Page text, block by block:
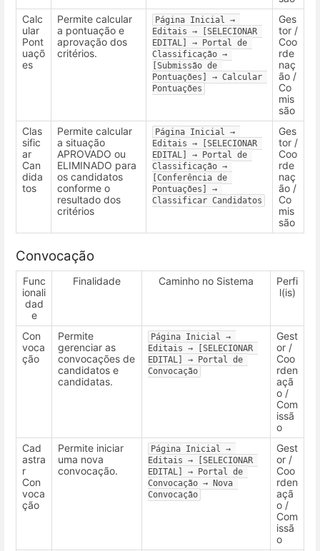
Calc
ular
Pont
uaçõ
es
Permite calcular
a pontuação e
aprovação dos
critérios.
Página Inicial →
Editais → [SELECIONAR
EDITAL] → Portal de
Classificação →
[Submissão de
Pontuações] → Calcular
Pontuações
Ges
tor /
Coo
rde
naç
ão /
Co
mis
são
Clas
sific
ar
Can
dida
tos
Permite calcular
a situação
APROVADO ou
ELIMINADO para
os candidatos
conforme o
resultado dos
critérios
Página Inicial →
Editais → [SELECIONAR
EDITAL] → Portal de
Classificação →
[Conferência de
Pontuações] →
Classificar Candidatos
Ges
tor /
Coo
rde
naç
ão /
Co
mis
são
Convocação
Func
ionali
dad
e
Finalidade Caminho no Sistema
Perfi
l(is)
Con
voca
ção
Permite
gerenciar as
convocações de
candidatos e
candidatas.
Página Inicial →
Editais → [SELECIONAR
EDITAL] → Portal de
Convocação
Gest
or /
Coo
rden
açã
o /
Com
issã
o
Cad
astra
r
Con
voca
ção
Permite iniciar
uma nova
convocação.
Página Inicial →
Editais → [SELECIONAR
EDITAL] → Portal de
Convocação → Nova
Convocação
Gest
or /
Coo
rden
açã
o /
Com
issã
o